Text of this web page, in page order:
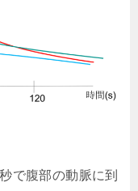
で腹部の動脈に到